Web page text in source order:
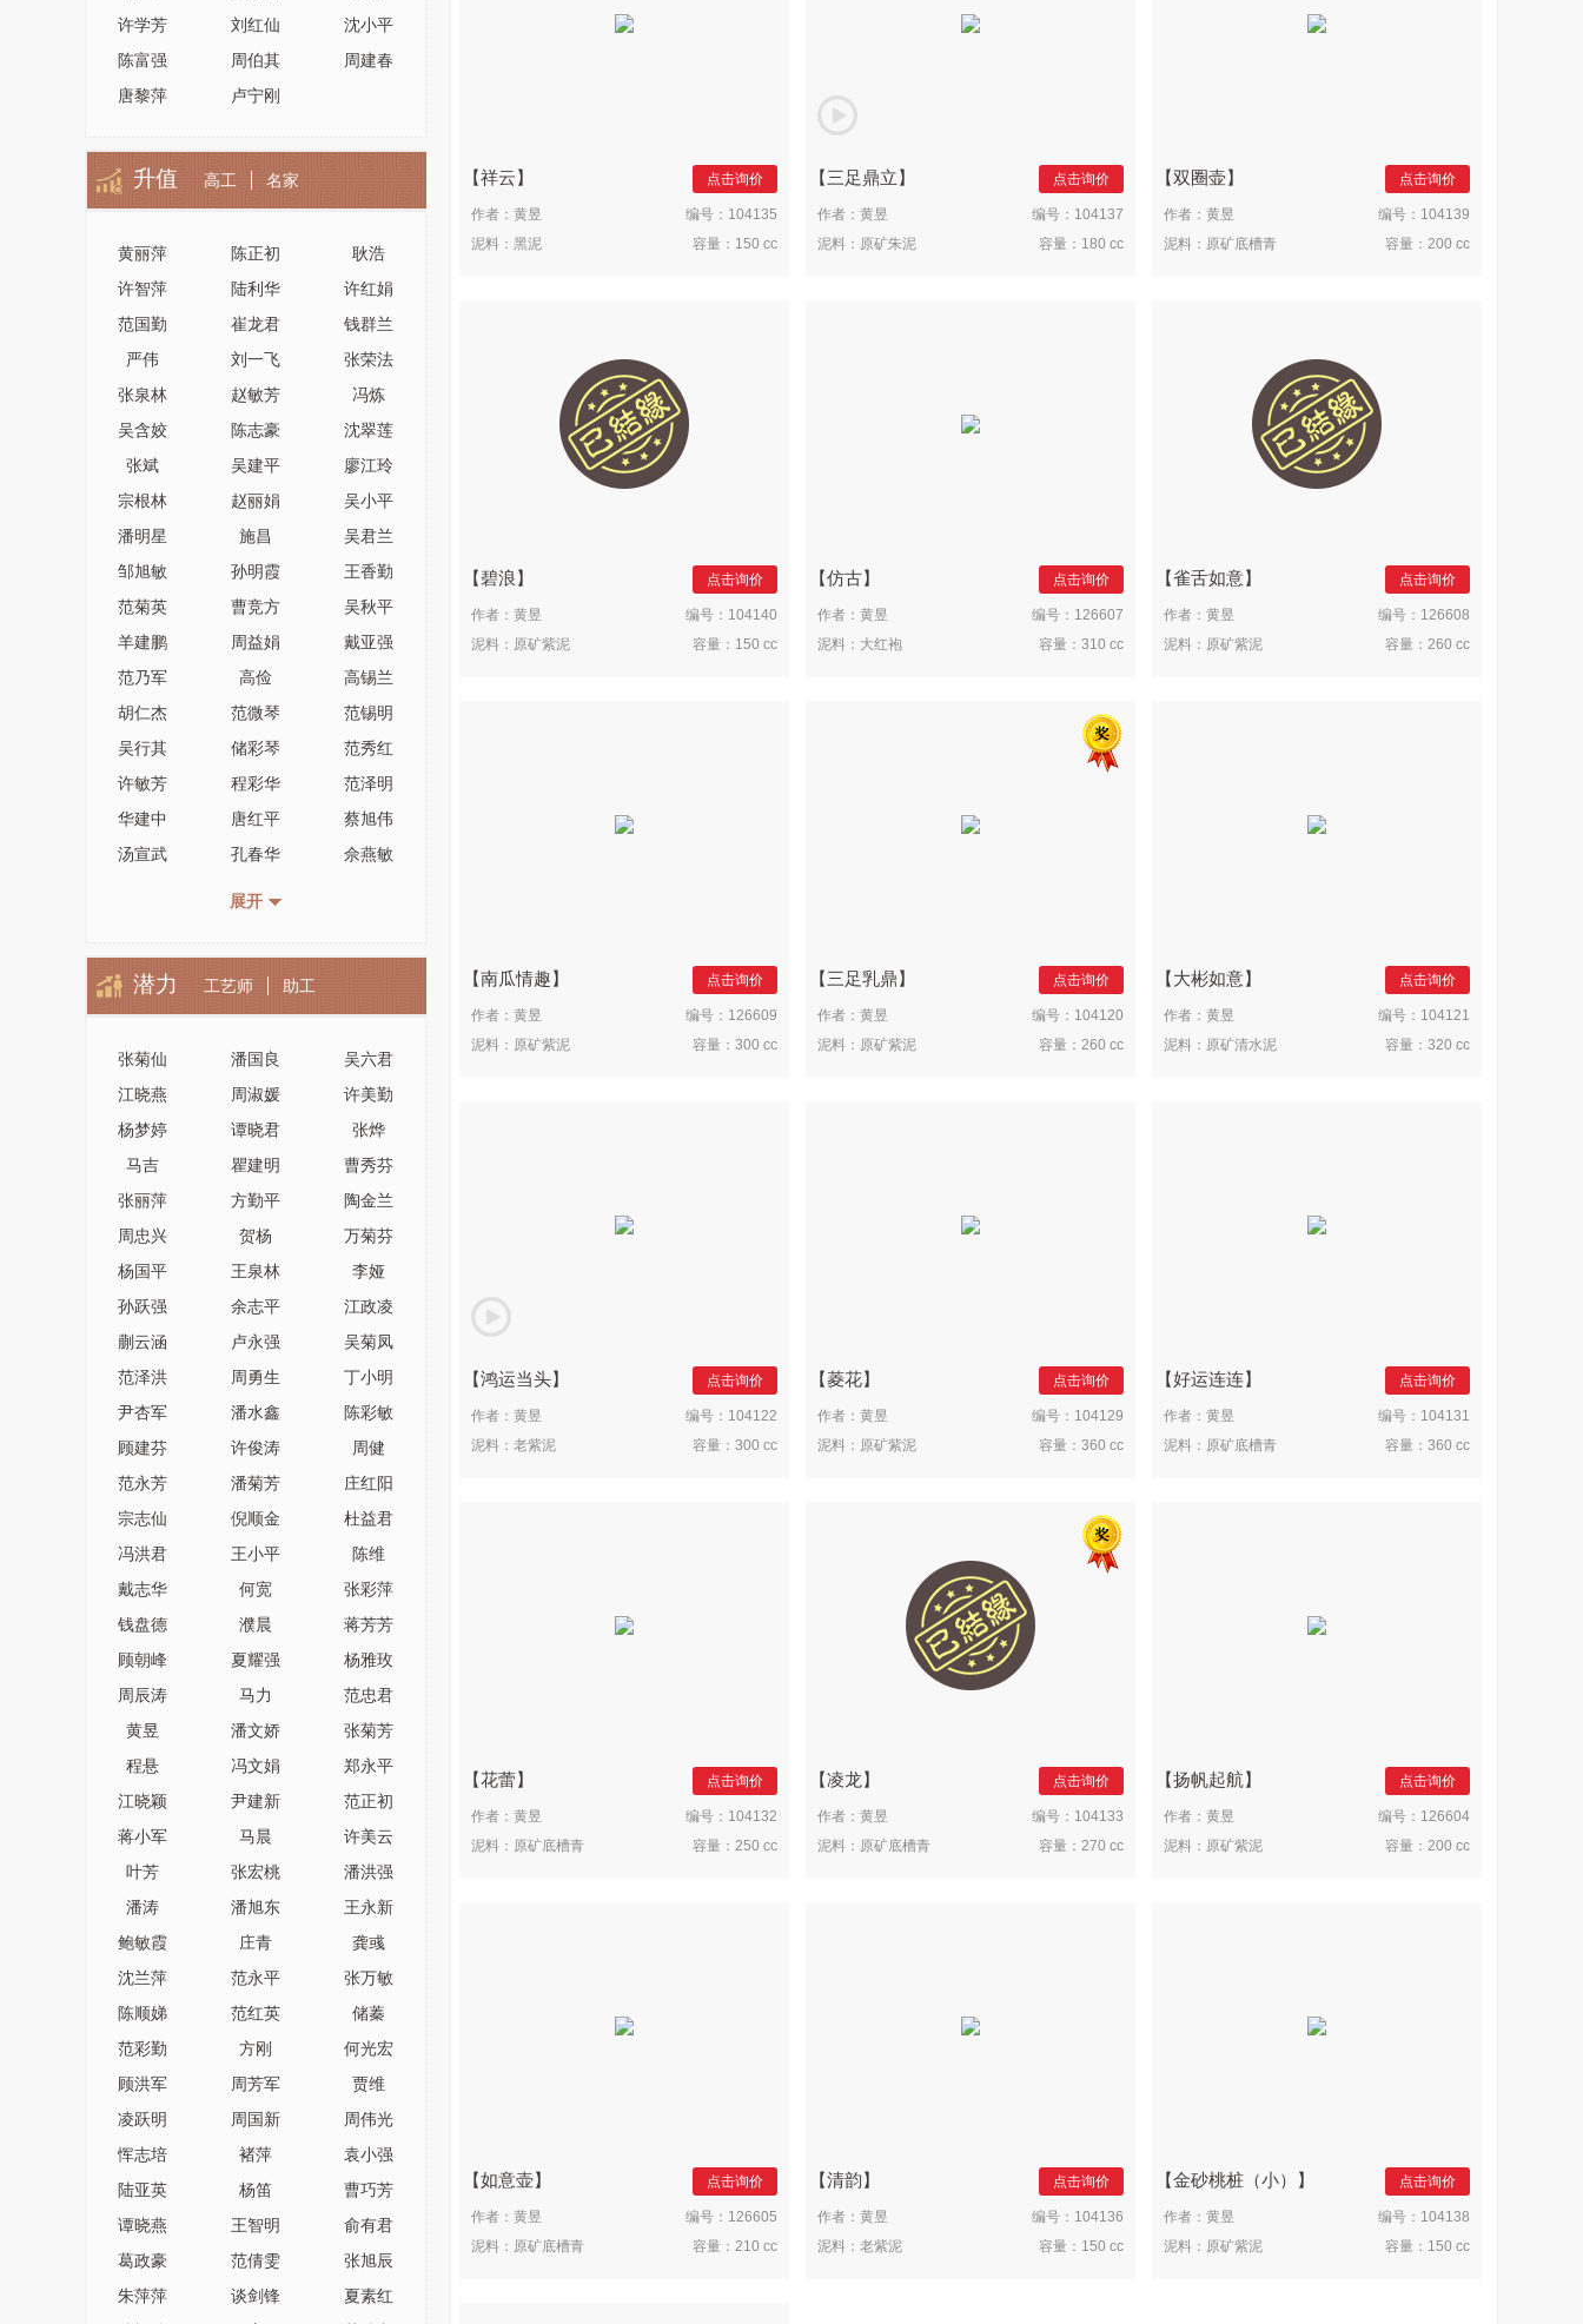
许学芳
刘红仙
沈小平
陈富强
周伯其
周建春
唐黎萍
卢宁刚
升值 高工 名家
黄丽萍 陈正初
耿浩
许智萍
陆利华
许红娟
范国勤
崔龙君
钱群兰
严伟
刘一飞
张荣法
张泉林
赵敏芳
冯炼
吴含姣
陈志豪
沈翠莲
张斌
吴建平
廖江玲
宗根林
赵丽娟
吴小平
潘明星
施昌
吴君兰
邹旭敏
孙明霞
王香勤
范菊英
曹竞方
吴秋平
羊建鹏
周益娟
戴亚强
范乃军
高俭
高锡兰
胡仁杰
范微琴
范锡明
吴行其
储彩琴
范秀红
许敏芳
程彩华
范泽明
华建中
唐红平
蔡旭伟
汤宣武
孔春华
佘燕敏
顾定荣
王卫明
毛建韦
王中民
何卫枫
邵立平
顾云峰
高潮龙
周俊智
储亦斌
史志洪
徐维明
蒋泽军
王奋良
王锡军
许爱华
高卫萍
孙立强
王国新
尹红英
勇跃军
史福棠
徐克强
吴德荣
邵雪群
马建
王芳
周渊
展开
潜力 工艺师 助工
张菊仙 潘国良
吴六君
江晓燕
周淑媛
许美勤
杨梦婷
谭晓君
张烨
马吉
瞿建明
曹秀芬
张丽萍
方勤平
陶金兰
周忠兴
贺杨
万菊芬
杨国平
王泉林
李娅
孙跃强
余志平
江政凌
蒯云涵
卢永强
吴菊凤
范泽洪
周勇生
丁小明
尹杏军
潘水鑫
陈彩敏
顾建芬
许俊涛
周健
范永芳
潘菊芳
庄红阳
宗志仙
倪顺金
杜益君
冯洪君
王小平
陈维
戴志华
何宽
张彩萍
钱盘德
濮晨
蒋芳芳
顾朝峰
夏耀强
杨雅玫
周辰涛
马力
范忠君
黄昱
潘文娇
张菊芳
程悬
冯文娟
郑永平
江晓颖
尹建新
范正初
蒋小军
马晨
许美云
叶芳
张宏桃
潘洪强
潘涛
潘旭东
王永新
鲍敏霞
庄青
龚彧
沈兰萍
范永平
张万敏
陈顺娣
范红英
储蓁
范彩勤
方刚
何光宏
顾洪军
周芳军
贾维
凌跃明
周国新
周伟光
恽志培
褚萍
袁小强
陆亚英
杨笛
曹巧芳
谭晓燕
王智明
俞有君
葛政豪
范倩雯
张旭辰
朱萍萍
谈剑锋
夏素红
祥云 点击询价
作者： 黄昱 编号： 104135
泥料： 黑泥 容量： 150 cc
三足鼎立 点击询价
作者： 黄昱 编号： 104137
泥料： 原矿朱泥 容量： 180 cc
双圈壶 点击询价
作者： 黄昱 编号： 104139
泥料： 原矿底槽青 容量： 200 cc
碧浪 点击询价
作者： 黄昱 编号： 104140
泥料： 原矿紫泥 容量： 150 cc
仿古 点击询价
作者： 黄昱 编号： 126607
泥料： 大红袍 容量： 310 cc
雀舌如意 点击询价
作者： 黄昱 编号： 126608
泥料： 原矿紫泥 容量： 260 cc
南瓜情趣 点击询价
作者： 黄昱 编号： 126609
泥料： 原矿紫泥 容量： 300 cc
三足乳鼎 点击询价
作者： 黄昱 编号： 104120
泥料： 原矿紫泥 容量： 260 cc
大彬如意 点击询价
作者： 黄昱 编号： 104121
泥料： 原矿清水泥 容量： 320 cc
鸿运当头 点击询价
作者： 黄昱 编号： 104122
泥料： 老紫泥 容量： 300 cc
菱花 点击询价
作者： 黄昱 编号： 104129
泥料： 原矿紫泥 容量： 360 cc
好运连连 点击询价
作者： 黄昱 编号： 104131
泥料： 原矿底槽青 容量： 360 cc
花蕾 点击询价
作者： 黄昱 编号： 104132
泥料： 原矿底槽青 容量： 250 cc
凌龙 点击询价
作者： 黄昱 编号： 104133
泥料： 原矿底槽青 容量： 270 cc
扬帆起航 点击询价
作者： 黄昱 编号： 126604
泥料： 原矿紫泥 容量： 200 cc
如意壶 点击询价
作者： 黄昱 编号： 126605
泥料： 原矿底槽青 容量： 210 cc
清韵 点击询价
作者： 黄昱 编号： 104136
泥料： 老紫泥 容量： 150 cc
金砂桃桩（小） 点击询价
作者： 黄昱 编号： 104138
泥料： 原矿紫泥 容量： 150 cc